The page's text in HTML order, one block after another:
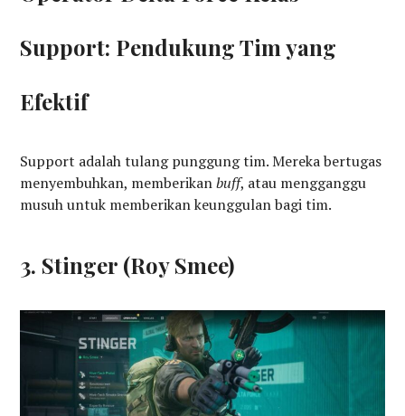
Support: Pendukung Tim yang
Efektif
Support adalah tulang punggung tim. Mereka bertugas
menyembuhkan, memberikanbuff, atau mengganggu
musuh untuk memberikan keunggulan bagi tim.
3. Stinger (Roy Smee)